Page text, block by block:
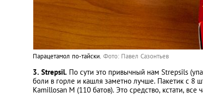
Парацетамол по-тайски. Фото: Павел Сазонтьев
3. Strepsil. По сути это привычный нам Strepsils
боли в горле и кашля заметно лучше. Пакетик с 8
Kamillosan M (110 батов). Это средство, кстати,